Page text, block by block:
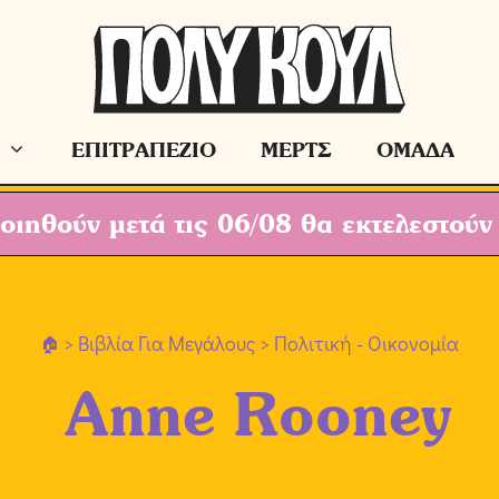
ΕΠΙΤΡΑΠΕΖΙΟ ΜΕΡΤΣ ΟΜΑΔΑ
μετά τις 06/08 θα
> Βιβλία Για Μεγάλους > Πολιτική - Οικονομία
Anne Rooney